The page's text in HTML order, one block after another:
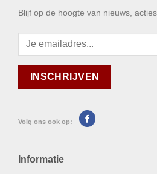
Blijf op de hoogte van nieuws,
Volg ons ook op:
Informatie